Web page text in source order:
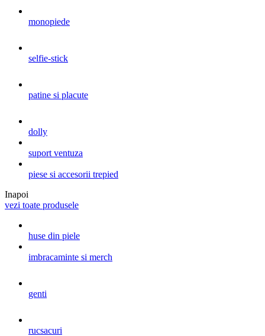
monopiede
selfie-stick
patine si placute
dolly
suport ventuza
piese si accesorii trepied
Inapoi
vezi toate produsele
huse din piele
imbracaminte si merch
genti
rucsacuri